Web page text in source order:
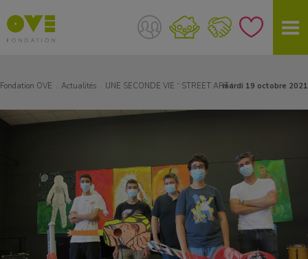
Fondation OVE Actualités UNE SECONDE VIE “ STREET ART “mardi 19 octobre 2021